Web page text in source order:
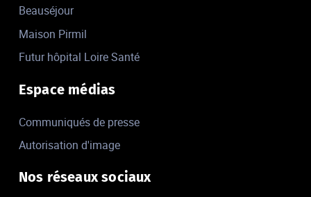
Beauséjour
Maison Pirmil
Futur hôpital Loire Santé
Espace médias
Communiqués de presse
Autorisation d'image
Nos réseaux sociaux